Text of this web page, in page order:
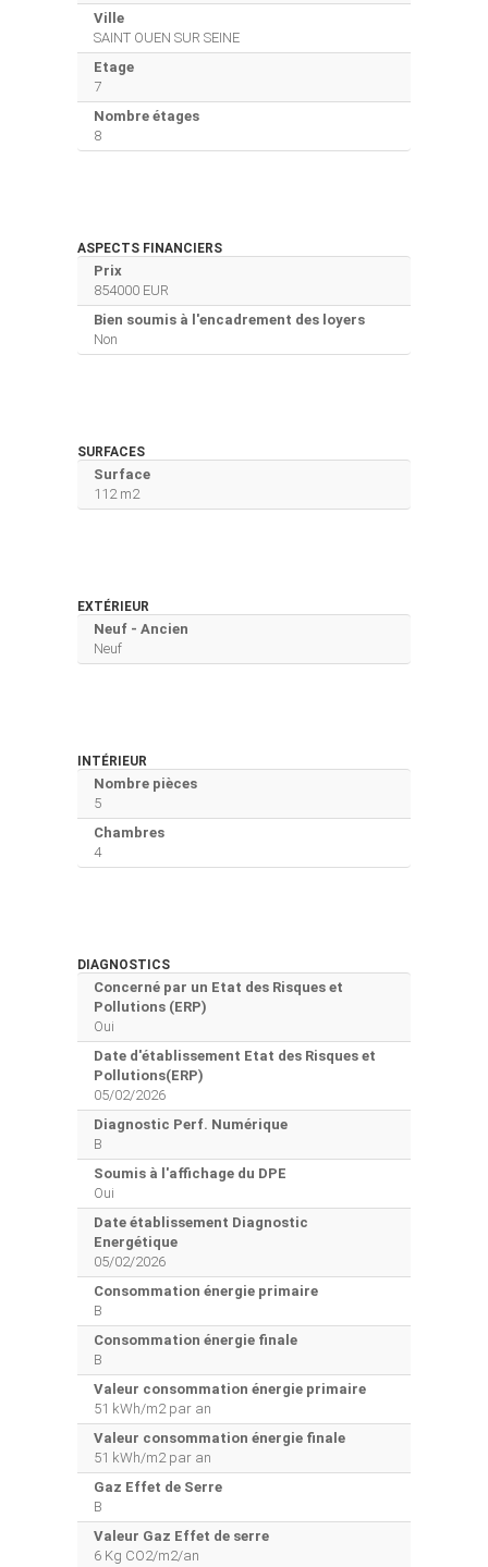
Ville
SAINT OUEN SUR SEINE
Etage
7
Nombre étages
8
ASPECTS FINANCIERS
Prix
854000 EUR
Bien soumis à l'encadrement des loyers
Non
SURFACES
Surface
112 m2
EXTÉRIEUR
Neuf - Ancien
Neuf
INTÉRIEUR
Nombre pièces
5
Chambres
4
DIAGNOSTICS
Concerné par un Etat des Risques et
Pollutions (ERP)
Oui
Date d'établissement Etat des Risques et
Pollutions(ERP)
05/02/2026
Diagnostic Perf. Numérique
B
Soumis à l'affichage du DPE
Oui
Date établissement Diagnostic
Energétique
05/02/2026
Consommation énergie primaire
B
Consommation énergie finale
B
Valeur consommation énergie primaire
51 kWh/m2 par an
Valeur consommation énergie finale
51 kWh/m2 par an
Gaz Effet de Serre
B
Valeur Gaz Effet de serre
6 Kg CO2/m2/an